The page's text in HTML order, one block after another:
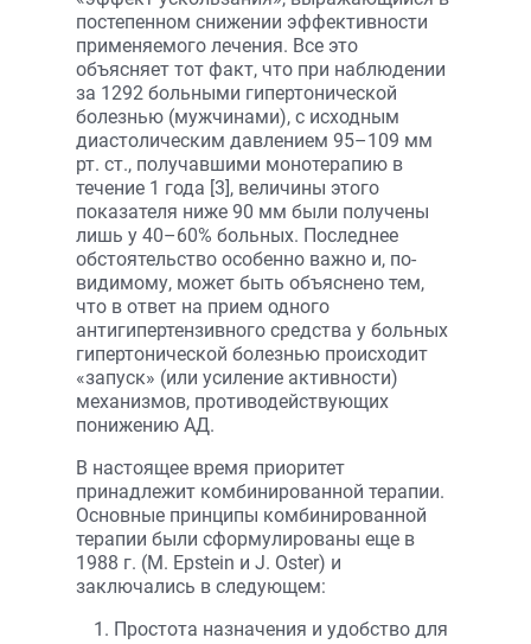
постепенном снижении эффективности
применяемого лечения. Все это
объясняет тот факт, что при наблюдении
за 1292 больными гипертонической
болезнью (мужчинами), с исходным
диастолическим давлением 95–109 мм
рт. ст., получавшими монотерапию в
течение 1 года [3], величины этого
показателя ниже 90 мм были получены
лишь у 40–60% больных. Последнее
обстоятельство особенно важно и, по-
видимому, может быть объяснено тем,
что в ответ на прием одного
антигипертензивного средства у больных
гипертонической болезнью происходит
«запуск» (или усиление активности)
механизмов, противодействующих
понижению АД.
В настоящее время приоритет
принадлежит комбинированной терапии.
Основные принципы комбинированной
терапии были сформулированы еще в
1988 г. (M. Epstein и J. Oster) и
заключались в следующем:
Простота назначения и удобство для